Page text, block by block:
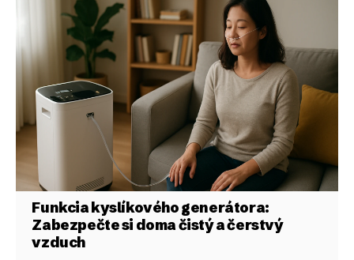
Funkcia kyslíkového generátora:
Zabezpečte si doma čistý a čerstvý
vzduch